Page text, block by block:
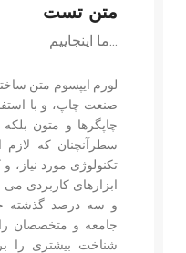
متن تست
ما اینجاییم...
لورم ایپسوم متن
صنعت چاپ، و با
چاپگرها و متون
سطرآنچنان که
تکنولوژی مورد نیاز،
ابزارهای کاربردی
و سه درصد گذشته
جامعه و متخصصان را
شناخت بیشتری را